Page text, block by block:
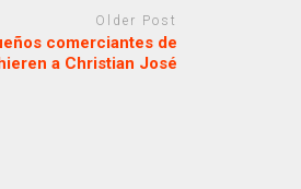
Older Post
comerciantes de
a Christian José